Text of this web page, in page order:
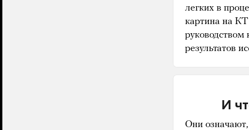
легких в
картина на КТ
результатов
И
Они означают,